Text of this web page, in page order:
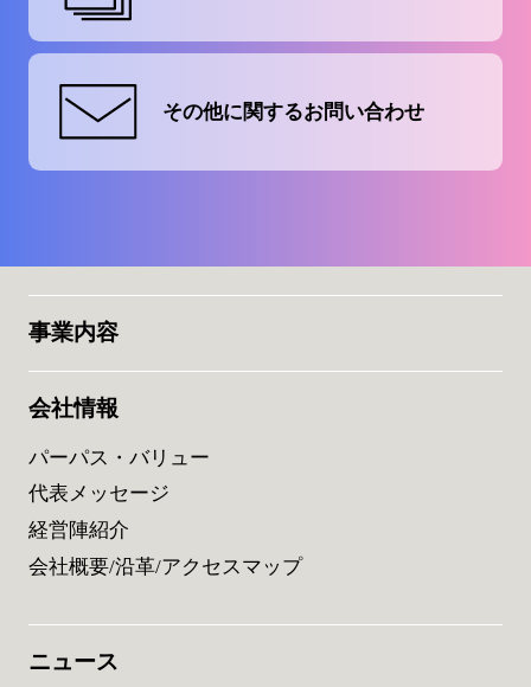
その他に関するお問い合わせ
事業内容
会社情報
パーパス・バリュー
代表メッセージ
経営陣紹介
会社概要/沿革/アクセスマップ
ニュース